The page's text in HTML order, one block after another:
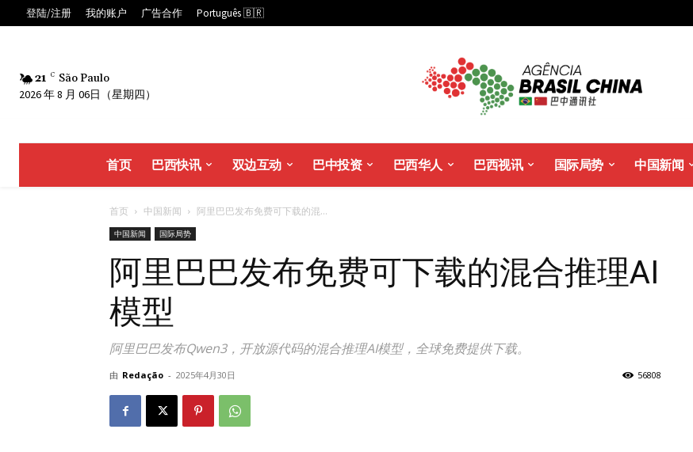
登陆/注册 我的账户 广告合作 Português 🇧🇷
21 C São Paulo
2026 年 8 月 06日（星期四）
首页 巴西快讯 双边互动 巴中投资 巴西华人 巴西视讯 国际局势 中国新闻
首页 中国新闻 阿里巴巴发布免费可下载的混...
中国新闻 国际局势
阿里巴巴发布免费可下载的混合推理AI
模型
阿里巴巴发布Qwen3，开放源代码的混合推理AI模型，全球免费提供下载。
由 Redação - 2025年4月30日 56808